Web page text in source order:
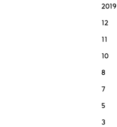
2019
12
11
10
8
7
5
3